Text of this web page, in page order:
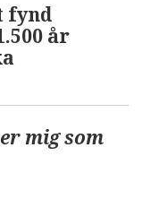
fynd
år
mig som